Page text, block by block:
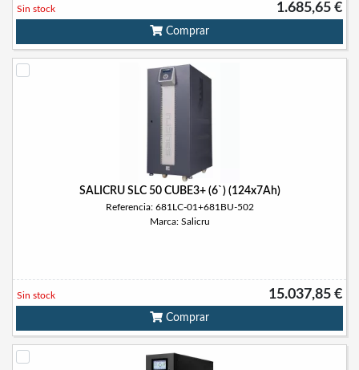
1.685,65 €
Sin stock
Comprar
SALICRU SLC 50 CUBE3+ (6`) (124x7Ah)
Referencia: 681LC-01+681BU-502
Marca: Salicru
15.037,85 €
Sin stock
Comprar